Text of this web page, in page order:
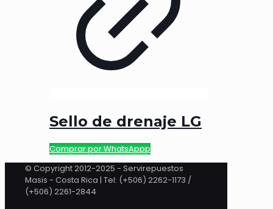
Sello de drenaje LG
Comprar por WhatsAppp
© Copyright 2012-2025 - Servirepuestos
Masis - Costa Rica | Tel: (+506) 2262-1173 /
(+506) 2261-2844